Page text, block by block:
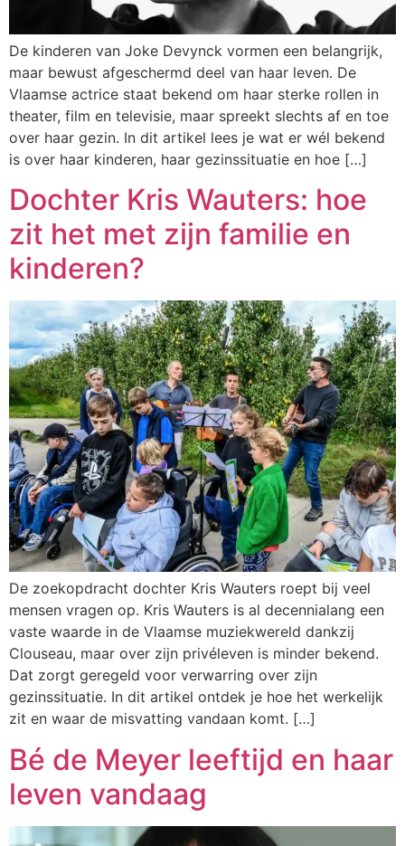
De kinderen van Joke Devynck vormen een belangrijk,
maar bewust afgeschermd deel van haar leven. De
Vlaamse actrice staat bekend om haar sterke rollen in
theater, film en televisie, maar spreekt slechts af en toe
over haar gezin. In dit artikel lees je wat er wél bekend
is over haar kinderen, haar gezinssituatie en hoe […]
Dochter Kris Wauters: hoe
zit het met zijn familie en
kinderen?
De zoekopdracht dochter Kris Wauters roept bij veel
mensen vragen op. Kris Wauters is al decennialang een
vaste waarde in de Vlaamse muziekwereld dankzij
Clouseau, maar over zijn privéleven is minder bekend.
Dat zorgt geregeld voor verwarring over zijn
gezinssituatie. In dit artikel ontdek je hoe het werkelijk
zit en waar de misvatting vandaan komt. […]
Bé de Meyer leeftijd en haar
leven vandaag